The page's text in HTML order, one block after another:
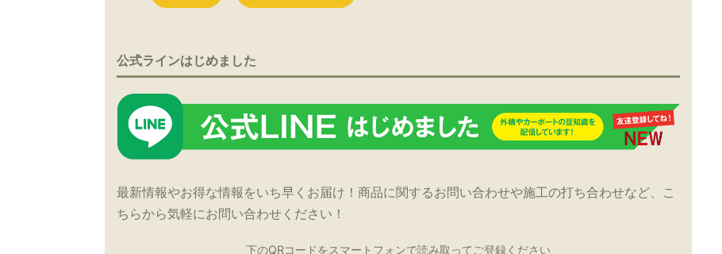
公式ラインはじめました
最新情報やお得な情報をいち早くお届け！商品に関するお問い合わせや施工の打ち合わせなど、こ
ちらから気軽にお問い合わせください！
下のQRコードをスマートフォンで読み取ってご登録ください